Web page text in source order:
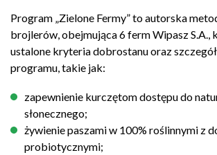
Program „Zielone Fermy” to autorska
brojlerów, obejmująca 6 ferm Wipasz S.A.,
ustalone kryteria dobrostanu oraz
programu, takie jak:
zapewnienie kurczętom dostępu do
słonecznego;
żywienie paszami w 100% roślinnymi z
probiotycznymi;